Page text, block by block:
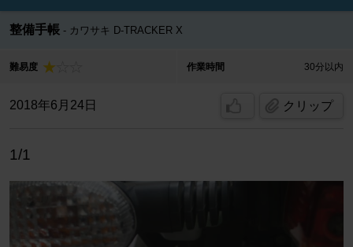
整備手帳 カワサキ D-TRACKER X
難易度 作業時間 30分以内
2018年6月24日 クリップ
1/1